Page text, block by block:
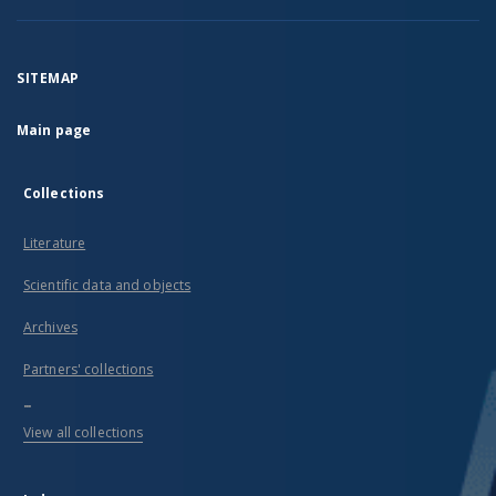
SITEMAP
Main page
Collections
Literature
Scientific data and objects
Archives
Partners' collections
...
View all collections